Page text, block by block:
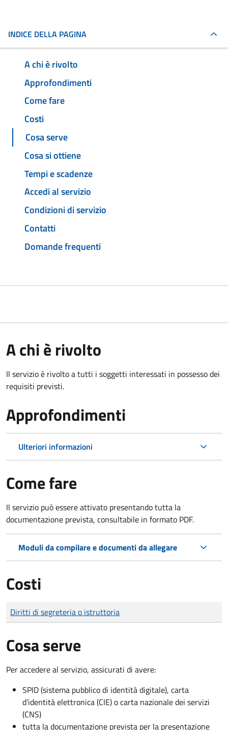
INDICE DELLA PAGINA
A chi è rivolto
Approfondimenti
Come fare
Costi
Cosa serve
Cosa si ottiene
Tempi e scadenze
Accedi al servizio
Condizioni di servizio
Contatti
Domande frequenti
A chi è rivolto
Il servizio è rivolto a tutti i soggetti interessati in possesso dei
requisiti previsti.
Approfondimenti
Ulteriori informazioni
Come fare
Il servizio può essere attivato presentando tutta la
documentazione prevista, consultabile in formato PDF.
Moduli da compilare e documenti da allegare
Costi
Tipo di pagamento
Importo
Diritti di segreteria o istruttoria
Cosa serve
Per accedere al servizio, assicurati di avere:
SPID (sistema pubblico di identità digitale), carta
d’identità elettronica (CIE) o carta nazionale dei servizi
(CNS)
tutta la documentazione prevista per la presentazione